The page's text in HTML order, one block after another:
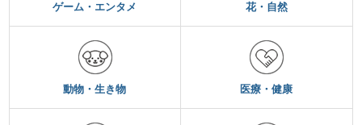
ゲーム・エンタメ 花・自然
動物・生き物 医療・健康